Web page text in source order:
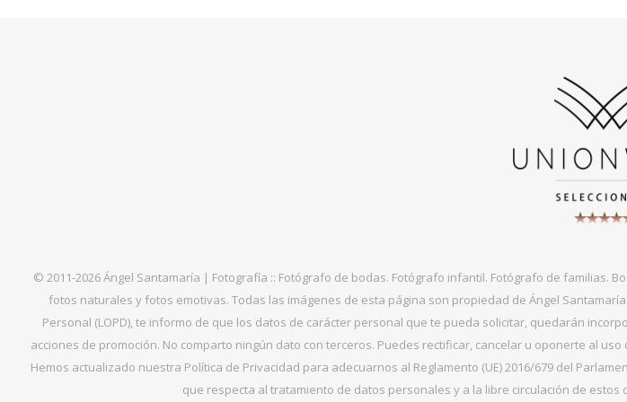
© 2011-2026 Ángel Santamaría | Fotografía :: Fotógrafo de bodas. Fotógrafo infantil. Fotógrafo de familias.
fotos naturales y fotos emotivas. Todas las imágenes de esta página son propiedad de Ángel
Personal (LOPD), te informo de que los datos de carácter personal que te pueda solicitar, quedarán
acciones de promoción. No comparto ningún dato con terceros. Puedes rectificar, cancelar u oponerte al
Hemos actualizado nuestra Política de Privacidad para adecuarnos al Reglamento (UE) 2016/679 del
que respecta al tratamiento de datos personales y a la libre circulación de estos